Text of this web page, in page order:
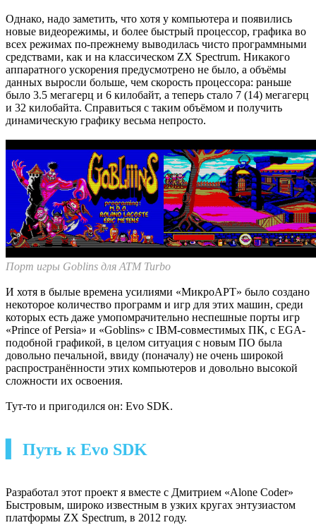
Однако, надо заметить, что хотя у компьютера и появились
новые видеорежимы, и более быстрый процессор, графика во
всех режимах по-прежнему выводилась чисто программными
средствами, как и на классическом ZX Spectrum. Никакого
аппаратного ускорения предусмотрено не было, а объёмы
данных выросли больше, чем скорость процессора: раньше
было 3.5 мегагерц и 6 килобайт, а теперь стало 7 (14) мегагерц
и 32 килобайта. Справиться с таким объёмом и получить
динамическую графику весьма непросто.
Порт игры Goblins для ATM Turbo
И хотя в былые времена усилиями «МикроАРТ» было создано
некоторое количество программ и игр для этих машин, среди
которых есть даже умопомрачительно неспешные порты игр
«Prince of Persia» и «Goblins» с IBM-совместимых ПК, с EGA-
подобной графикой, в целом ситуация с новым ПО была
довольно печальной, ввиду (поначалу) не очень широкой
распространённости этих компьютеров и довольно высокой
сложности их освоения.
Тут-то и пригодился он: Evo SDK.
▍ Путь к Evo SDK
Разработал этот проект я вместе с Дмитрием «Alone Coder»
Быстровым, широко известным в узких кругах энтузиастом
платформы ZX Spectrum, в 2012 году.